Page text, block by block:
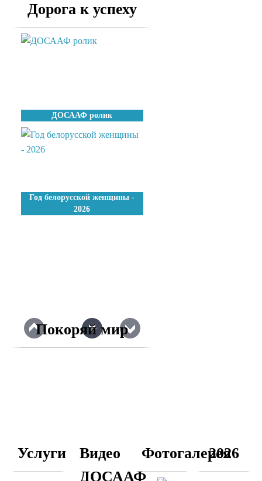
Дорога к успеху
ДОСААФ ролик
Год белорусской женщины -
2026
Покоряй мир
Услуги
Видео
ДОСААФ
Фотогалерея
2026